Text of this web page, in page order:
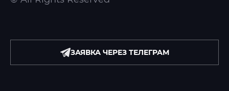
ЗАЯВКА ЧЕРЕЗ ТЕЛЕГРАМ